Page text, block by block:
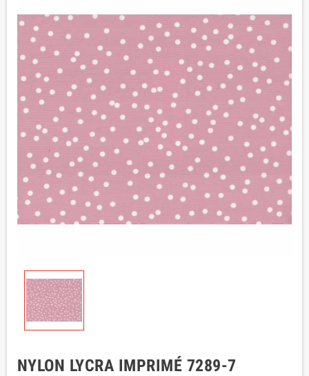
NYLON LYCRA IMPRIMÉ 7289-7